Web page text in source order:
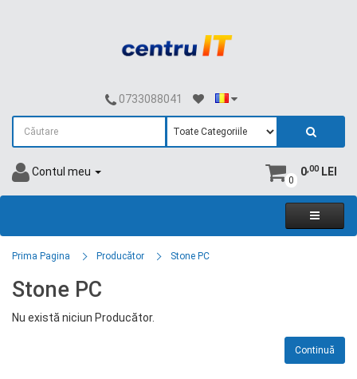
0733088041
Contul meu
0
0,00LEI
Prima Pagina Producător Stone PC
Stone PC
Nu există niciun Producător.
Continuă